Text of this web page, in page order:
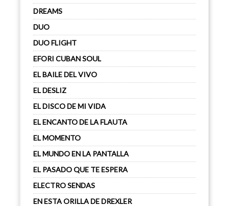
DREAMS
DUO
DUO FLIGHT
EFORI CUBAN SOUL
EL BAILE DEL VIVO
EL DESLIZ
EL DISCO DE MI VIDA
EL ENCANTO DE LA FLAUTA
EL MOMENTO
EL MUNDO EN LA PANTALLA
EL PASADO QUE TE ESPERA
ELECTRO SENDAS
EN ESTA ORILLA DE DREXLER